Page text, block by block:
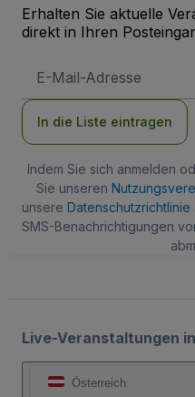
Erhalten Sie aktuelle
direkt in Ihren
Mail-
In die Liste eintragen
Indem Sie sich anmelden
Sie unseren
unsere Datenschutzrichtlinie
SMS-Benachrichtigungen
Live-Veranstaltungen
Österreich